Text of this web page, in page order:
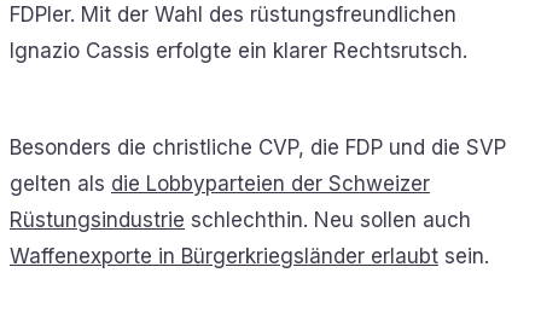
FDPler. Mit der Wahl des rüstungsfreundlichen
Ignazio Cassis erfolgte ein klarer Rechtsrutsch.
Besonders die christliche CVP, die FDP und die SVP
gelten als die Lobbyparteien der Schweizer
Rüstungsindustrie schlechthin. Neu sollen auch
Waffenexporte in Bürgerkriegsländer erlaubt sein.